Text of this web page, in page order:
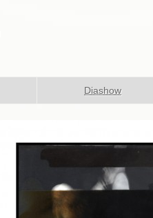
Diashow